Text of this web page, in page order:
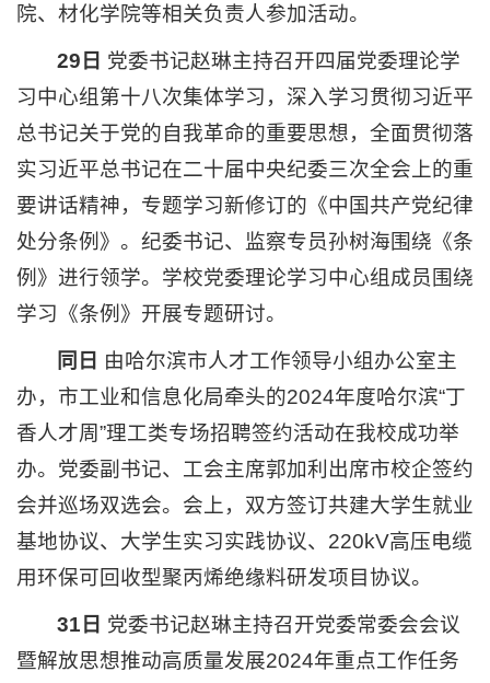
院、材化学院等相关负责人参加活动。
29日 党委书记赵琳主持召开四届党委理论学
习中心组第十八次集体学习，深入学习贯彻习近平
总书记关于党的自我革命的重要思想，全面贯彻落
实习近平总书记在二十届中央纪委三次全会上的重
要讲话精神，专题学习新修订的《中国共产党纪律
处分条例》。纪委书记、监察专员孙树海围绕《条
例》进行领学。学校党委理论学习中心组成员围绕
学习《条例》开展专题研讨。
同日 由哈尔滨市人才工作领导小组办公室主
办，市工业和信息化局牵头的2024年度哈尔滨“丁
香人才周”理工类专场招聘签约活动在我校成功举
办。党委副书记、工会主席郭加利出席市校企签约
会并巡场双选会。会上，双方签订共建大学生就业
基地协议、大学生实习实践协议、220kV高压电缆
用环保可回收型聚丙烯绝缘料研发项目协议。
31日 党委书记赵琳主持召开党委常委会会议
暨解放思想推动高质量发展2024年重点工作任务